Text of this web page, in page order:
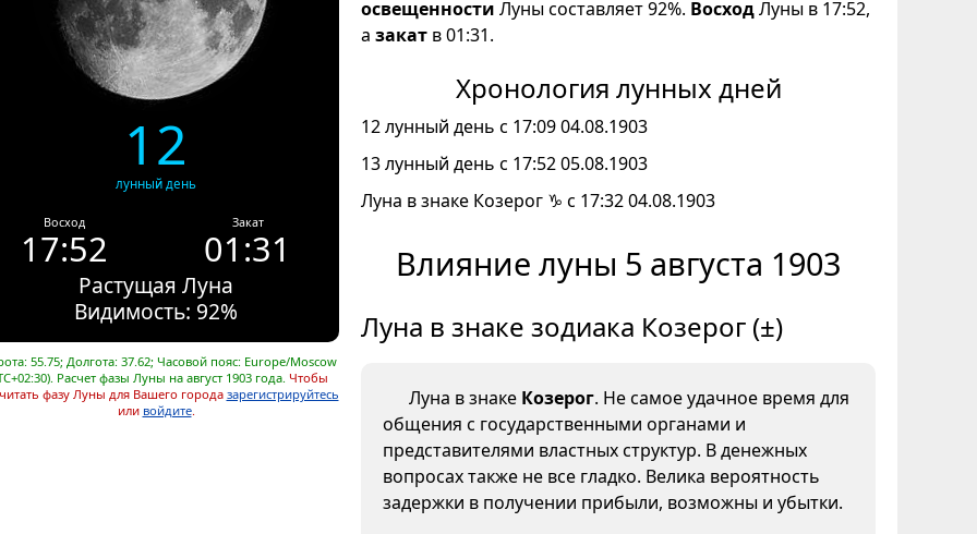
12
лунный день
Восход
17:52
Закат
01:31
Растущая Луна
Видимость: 92%
55.75; Долгота: 37.62; Часовой пояс: Europe/Moscow
Расчет фазы Луны на август 1903 года. Чтобы
фазу Луны для Вашего города зарегистрируйтесь
или войдите.
освещенности Луны составляет 92%. ВосходЛуны в 17:52,
а закат в 01:31.
Хронология лунных дней
12 лунный день с 17:09 04.08.1903
13 лунный день с 17:52 05.08.1903
Луна в знаке Козерог ♑ с 17:32 04.08.1903
Влияние луны 5 августа 1903
Луна в знаке зодиака Козерог (±)
Луна в знаке Козерог. Не самое удачное время для
общения с государственными органами и
представителями властных структур. В денежных
вопросах также не все гладко. Велика вероятность
задержки в получении прибыли, возможны и убытки.